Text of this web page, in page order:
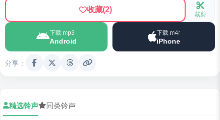
收藏(2) 裁剪
下载 mp3
Android
下载 m4r
iPhone
分享：
精选铃声 同类铃声